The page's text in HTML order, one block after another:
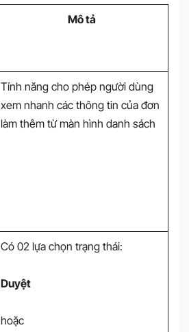
Mô tả
Tính năng cho phép người dùng
xem nhanh các thông tin của đơn
làm thêm từ màn hình danh sách
Có 02 lựa chọn trạng thái:
Duyệt
hoặc